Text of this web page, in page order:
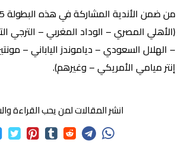
(الأهلي المصري – الوداد المغربي – الترجي
– الهلال السعودي – دياموندز الياباني –
إنتر ميامي الأمريكي – وغيرهم).
انشر المقالات لمن يحب القراءة